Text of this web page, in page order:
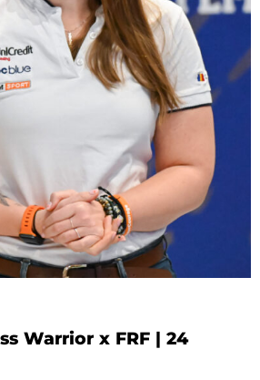
Warrior x FRF | 24